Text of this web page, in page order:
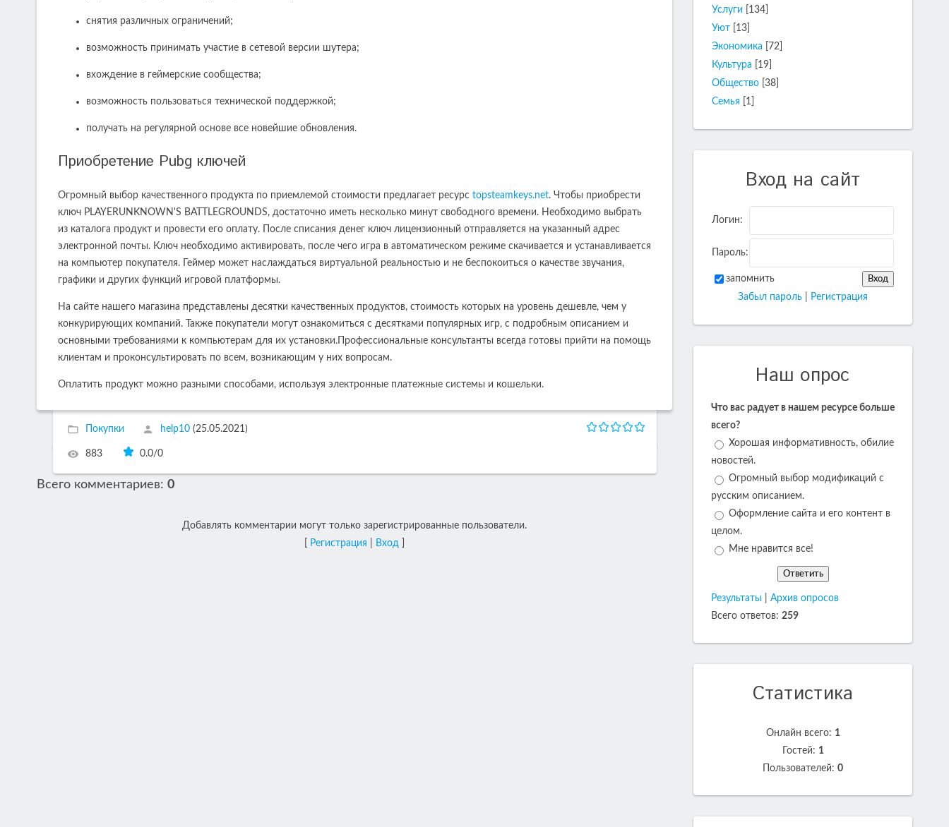
снятия различных ограничений;
возможность принимать участие в сетевой версии шутера;
вхождение в геймерские сообщества;
возможность пользоваться технической поддержкой;
получать на регулярной основе все новейшие обновления.
Приобретение Рubg ключей
Огромный выбор качественного продукта по приемлемой стоимости предлагает ресурс topsteamkeys.net. Чтобы приобрести
ключ PLAYERUNKNOWN'S BATTLEGROUNDS, достаточно иметь несколько минут свободного времени. Необходимо выбрать
из каталога продукт и провести его оплату. После списания денег ключ лицензионный отправляется на указанный адрес
электронной почты. Ключ необходимо активировать, после чего игра в автоматическом режиме скачивается и устанавливается
на компьютер покупателя. Геймер может наслаждаться виртуальной реальностью и не беспокоиться о качестве звучания,
графики и других функций игровой платформы.
На сайте нашего магазина представлены десятки качественных продуктов, стоимость которых на уровень дешевле, чем у
конкурирующих компаний. Также покупатели могут ознакомиться с десятками популярных игр, с подробным описанием и
основными требованиями к компьютерам для их установки.Профессиональные консультанты всегда готовы прийти на помощь
клиентам и проконсультировать по всем, возникающим у них вопросам.
Оплатить продукт можно разными способами, используя электронные платежные системы и кошельки.
Покупки help10(25.05.2021)
883 0.0/0
Всего комментариев: 0
Добавлять комментарии могут только зарегистрированные пользователи.
Регистрация Вход
Услуги
[134]
Уют
[13]
Экономика
[72]
Культура
[19]
Общество [38]
Семья
[1]
Вход на сайт
Логин:
Пароль:
запомнить
Забыл пароль
Регистрация
Наш опрос
Что вас радует в нашем ресурсе больше
всего?
Хорошая информативность, обилие
новостей.
Огромный выбор модификаций с
русским описанием.
Оформление сайта и его контент в
целом.
Мне нравится все!
Результаты
Архив опросов
Всего ответов: 259
Статистика
Онлайн всего: 1
Гостей: 1
Пользователей: 0